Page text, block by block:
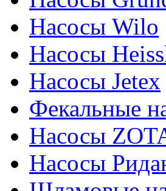
Насосы Wilo
Насосы
Насосы Jetex
Фекальные
Насосы
Насосы